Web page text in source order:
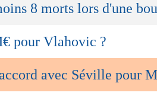
8 morts lors d'une
pour Vlahovic ?
avec Séville pour